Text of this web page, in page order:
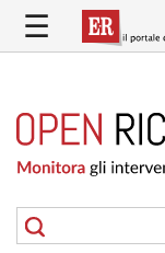
contenuto
RICOSTRUZIONE
PUBBLICA
DELLE
ABITAZIONI
☰